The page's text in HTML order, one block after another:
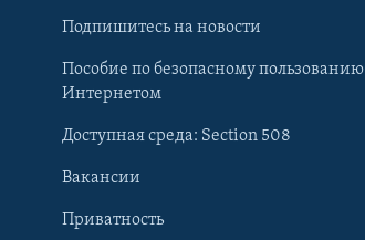
Learning English
Языки
Подпишитесь на новости
Пособие по безопасному пользованию
Интернетом
Доступная среда: Section 508
Вакансии
Приватность